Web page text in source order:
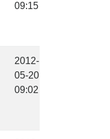
09:15
2012-
05-20
09:02